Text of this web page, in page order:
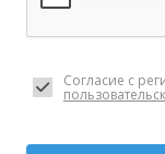
Согласие с